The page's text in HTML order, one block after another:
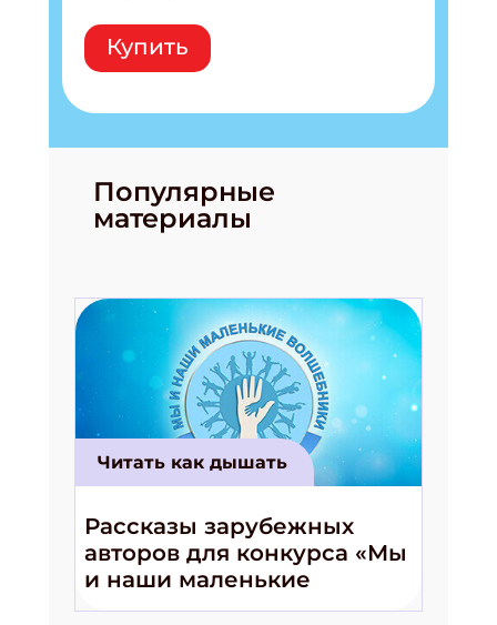
Купить
Популярные
материалы
Читать как дышать
Рассказы зарубежных
авторов для конкурса «Мы
и наши маленькие
волшебники!»